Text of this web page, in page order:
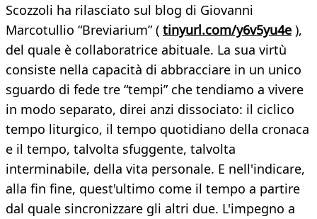
Scozzoli ha rilasciato sul blog di Giovanni
Marcotullio “Breviarium” ( tinyurl.com/y6v5yu4e ),
del quale è collaboratrice abituale. La sua virtù
consiste nella capacità di abbracciare in un unico
sguardo di fede tre “tempi” che tendiamo a vivere
in modo separato, direi anzi dissociato: il ciclico
tempo liturgico, il tempo quotidiano della cronaca
e il tempo, talvolta sfuggente, talvolta
interminabile, della vita personale. E nell'indicare,
alla fin fine, quest'ultimo come il tempo a partire
dal quale sincronizzare gli altri due. L'impegno a